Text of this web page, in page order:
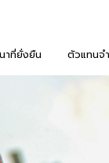
ที่ยั่งยืน ตัวแทนจ